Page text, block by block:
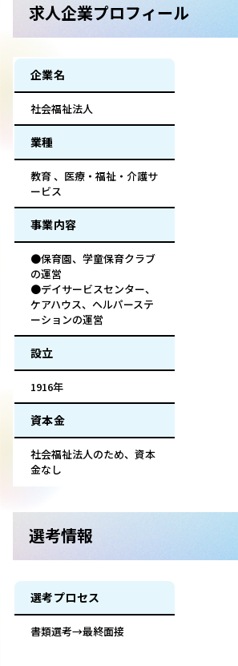
求人企業プロフィール
企業名
社会福祉法人
業種
教育 、医療・福祉・介護サ
ービス
事業内容
●保育園、学童保育クラブ
の運営
●デイサービスセンター、
ケアハウス、ヘルパーステ
ーションの運営
設立
1916年
資本金
社会福祉法人のため、資本
金なし
選考情報
選考プロセス
書類選考→最終面接